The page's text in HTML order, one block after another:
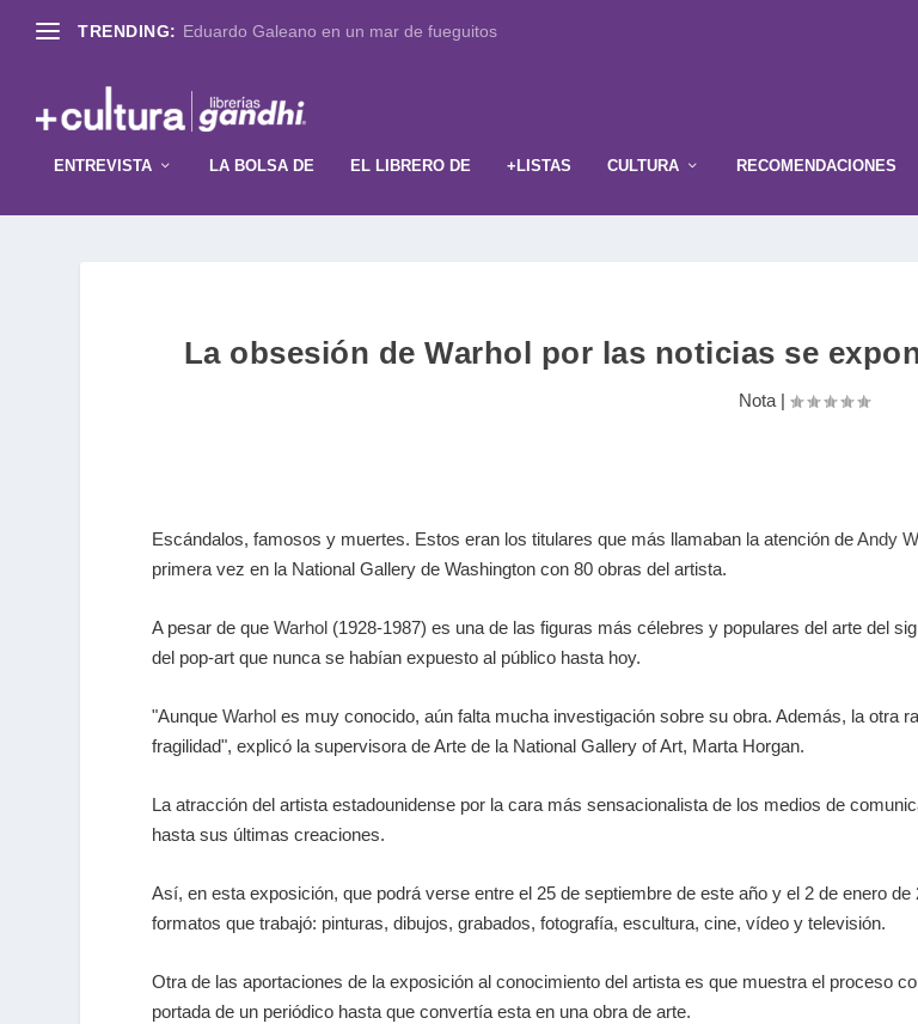
TRENDING: Eduardo Galeano en un mar de fueguitos
ENTREVISTA LA BOLSA DE EL LIBRERO DE +LISTAS CULTURA RECOMENDACIONES
La obsesión de Warhol por las noticias se
Nota|
Escándalos, famosos y muertes. Estos eran los titulares que más llamaban la atención deAndy
primera vez en la National Gallery de Washington con 80 obras del artista.
A pesar de queWarhol (1928-1987) es una de las figuras más célebres y populares del arte del
del pop-art que nunca se habían expuesto al público hasta hoy.
"AunqueWarhol es muy conocido, aún falta mucha investigación sobre su obra. Además, la otra
fragilidad", explicó la supervisora de Arte de la National Gallery of Art, Marta Horgan.
La atracción del artista estadounidense por la cara más sensacionalista de los medios de
hasta sus últimas creaciones.
Así, en esta exposición, que podrá verse entre el 25 de septiembre de este año y el 2 de enero
formatos que trabajó: pinturas, dibujos, grabados, fotografía, escultura, cine, vídeo y televisión.
Otra de las aportaciones de la exposición al conocimiento del artista es que muestra el proceso
portada de un periódico hasta que convertía esta en una obra de arte.